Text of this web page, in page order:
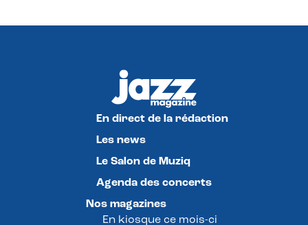
En direct de la rédaction
Les news
Le Salon de Muziq
Agenda des concerts
Nos magazines
En kiosque ce mois-ci